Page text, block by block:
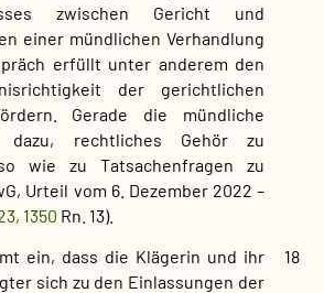
zwischen Gericht und
einer mündlichen Verhandlung
erfüllt unter anderem den
der gerichtlichen
Gerade die mündliche
dazu, rechtliches Gehör zu
wie zu Tatsachenfragen zu
Urteil vom 6. Dezember 2022 –
1350 Rn. 13).
18
ein, dass die Klägerin und ihr
sich zu den Einlassungen der